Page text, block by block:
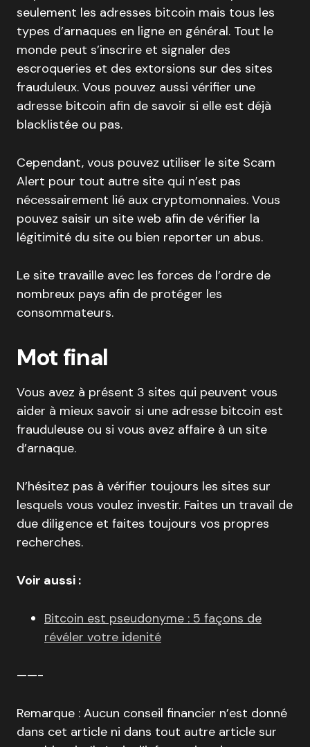
seulement les adresses bitcoin mais tous les
types d’arnaques en ligne en général. Tout le
monde peut s’inscrire et signaler des
escroqueries et des extorsions sur des sites
frauduleux. Vous pouvez aussi vérifier une
adresse bitcoin afin de savoir si elle est déjà
blacklistée ou pas.
Cependant, vous pouvez utiliser le site Scam
Alert pour tout autre site qui n’est pas
nécessairement lié aux cryptomonnaies. Vous
pouvez saisir un site web afin de vérifier la
légitimité du site ou bien reporter un abus.
Le site travaille avec les forces de l’ordre de
nombreux pays afin de protéger les
consommateurs.
Mot final
Vous avez à présent 3 sites qui peuvent vous
aider à mieux savoir si une adresse bitcoin est
frauduleuse ou si vous avez affaire à un site
d’arnaque.
N’hésitez pas à vérifier toujours les sites sur
lesquels vous voulez investir. Faites un travail de
due diligence et faites toujours vos propres
recherches.
Voir aussi :
Bitcoin est pseudonyme : 5 façons de
révéler votre idenité
——-
Remarque : Aucun conseil financier n’est donné
dans cet article ni dans tout autre article sur